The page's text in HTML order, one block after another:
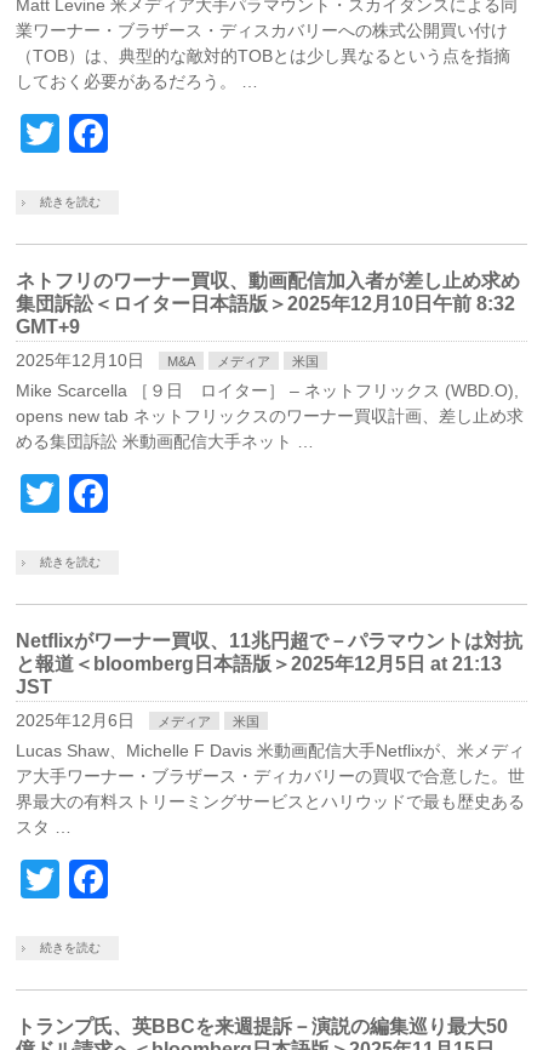
Matt Levine 米メディア大手パラマウント・スカイダンスによる同
業ワーナー・ブラザース・ディスカバリーへの株式公開買い付け
（TOB）は、典型的な敵対的TOBとは少し異なるという点を指摘
しておく必要があるだろう。 …
Twitter
続きを読む
ネトフリのワーナー買収、動画配信加入者が差し止め求め
集団訴訟＜ロイター日本語版＞2025年12月10日午前 8:32
GMT+9
2025年12月10日 M&A メディア 米国
Mike Scarcella ［９日 ロイター］ – ネットフリックス (WBD.O),
opens new tab ネットフリックスのワーナー買収計画、差し止め求
める集団訴訟 米動画配信大手ネット …
Twitter
続きを読む
Netflixがワーナー買収、11兆円超で－パラマウントは対抗
と報道＜bloomberg日本語版＞2025年12月5日 at 21:13
JST
2025年12月6日 メディア 米国
Lucas Shaw、Michelle F Davis 米動画配信大手Netflixが、米メディ
ア大手ワーナー・ブラザース・ディカバリーの買収で合意した。世
界最大の有料ストリーミングサービスとハリウッドで最も歴史ある
スタ …
Twitter
続きを読む
トランプ氏、英BBCを来週提訴－演説の編集巡り最大50